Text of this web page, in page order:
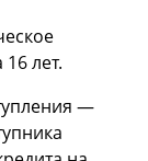
лет.
—